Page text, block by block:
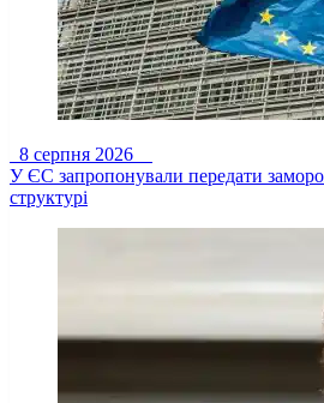
8 серпня 2026
У ЄС запропонували передати
структурі